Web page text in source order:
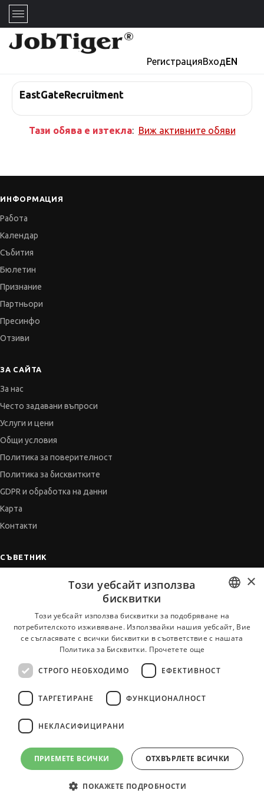
РегистрацияВходEN
EastGateRecruitment
Тази обява е изтекла: Виж активните обяви
ИНФОРМАЦИЯ
Работа
Календар
Събития
Бюлетин
Признание
Партньори
Пресинфо
Отзиви
ЗА САЙТА
За нас
Често задавани въпроси
Услуги и цени
Общи условия
Политика за поверителност
Политика за бисквитките
GDPR и обработка на данни
Карта
Контакти
СЪВЕТНИК
Когато получим оферта
Vihra AI
За новодошли
Всички услуги на JobTiger
© 2000-2026 JobTiger. Всички права запазени.
BULGARIAN
ENGLISH
×
Този уебсайт използва
бисквитки
Този уебсайт използва бисквитки за подобряване на
потребителското изживяване. Използвайки нашия уебсайт, Вие
се съгласявате с всички бисквитки в съответствие с нашата
Политика за Бисквитки. Прочетете още
СТРОГО НЕОБХОДИМО ЕФЕКТИВНОСТ
ТАРГЕТИРАНЕ ФУНКЦИОНАЛНОСТ
НЕКЛАСИФИЦИРАНИ
ПРИЕМЕТЕ ВСИЧКИ ОТХВЪРЛЕТЕ ВСИЧКИ
ПОКАЖЕТЕ ПОДРОБНОСТИ